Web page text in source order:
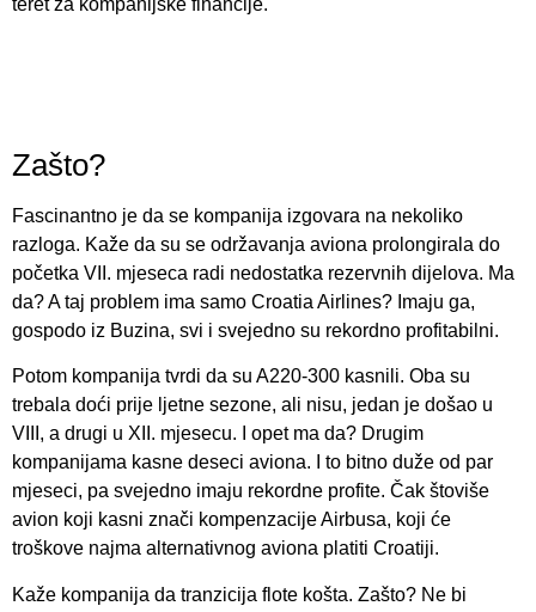
Zašto?
Fascinantno je da se kompanija izgovara na nekoliko
razloga. Kaže da su se održavanja aviona prolongirala do
početka VII. mjeseca radi nedostatka rezervnih dijelova. Ma
da? A taj problem ima samo Croatia Airlines? Imaju ga,
gospodo iz Buzina, svi i svejedno su rekordno profitabilni.
Potom kompanija tvrdi da su A220-300 kasnili. Oba su
trebala doći prije ljetne sezone, ali nisu, jedan je došao u
VIII, a drugi u XII. mjesecu. I opet ma da? Drugim
kompanijama kasne deseci aviona. I to bitno duže od par
mjeseci, pa svejedno imaju rekordne profite. Čak štoviše
avion koji kasni znači kompenzacije Airbusa, koji će
troškove najma alternativnog aviona platiti Croatiji.
Kaže kompanija da tranzicija flote košta. Zašto? Ne bi